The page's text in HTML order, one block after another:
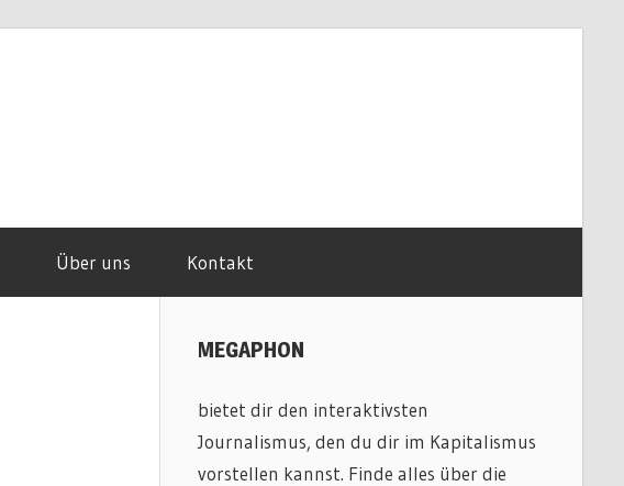
Über uns Kontakt
MEGAPHON
bietet dir den interaktivsten
Journalismus, den du dir im Kapitalismus
vorstellen kannst. Finde alles über die